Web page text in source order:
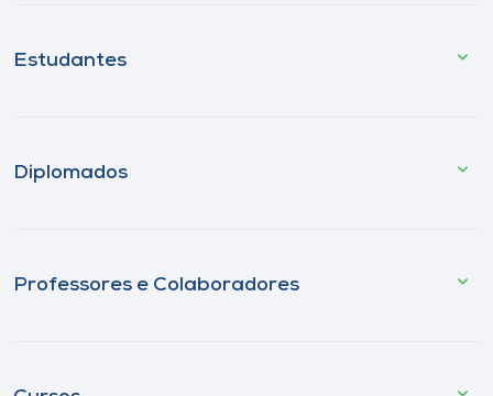
Estudantes
Diplomados
Professores e Colaboradores